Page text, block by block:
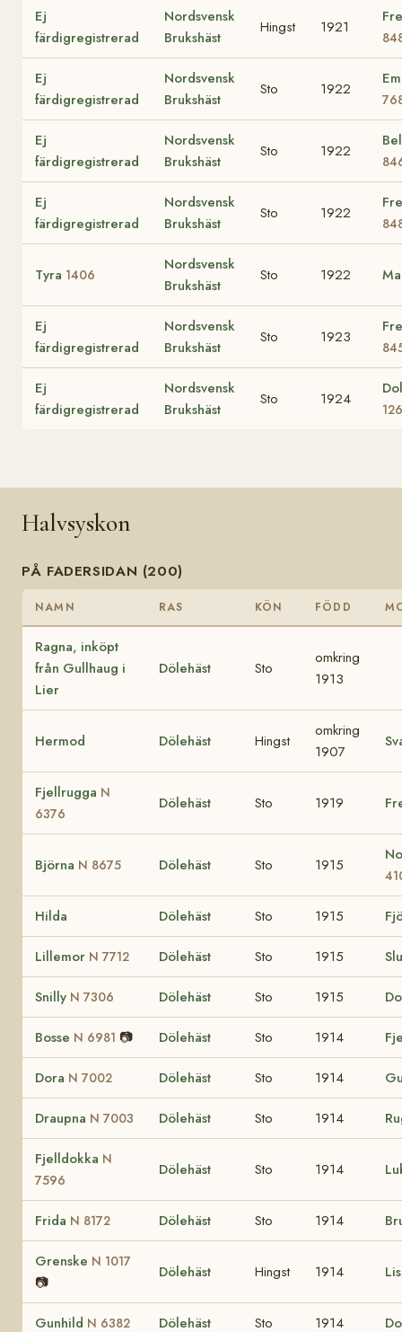
Ej
färdigregistrerad
Nordsvensk
Brukshäst
Hingst 1921
Ej
färdigregistrerad
Nordsvensk
Brukshäst
Sto 1922
Ej
färdigregistrerad
Nordsvensk
Brukshäst
Sto 1922
Ej
färdigregistrerad
Nordsvensk
Brukshäst
Sto 1922
Tyra 1406
Nordsvensk
Brukshäst
Sto 1922
Ej
färdigregistrerad
Nordsvensk
Brukshäst
Sto 1923
Ej
färdigregistrerad
Nordsvensk
Brukshäst
Sto 1924
Halvsyskon
PÅ FADERSIDAN (200)
NAMN RAS KÖN FÖDD
Ragna, inköpt
från Gullhaug i
Lier
Dölehäst Sto
omkring
1913
Hermod Dölehäst Hingst
omkring
1907
Fjellrugga N
6376
Dölehäst Sto 1919
Björna N 8675 Dölehäst Sto 1915
Hilda Dölehäst Sto 1915
Lillemor N 7712 Dölehäst Sto 1915
Snilly N 7306 Dölehäst Sto 1915
Bosse N 6981 📷 Dölehäst Sto 1914
Dora N 7002 Dölehäst Sto 1914
Draupna N 7003 Dölehäst Sto 1914
Fjelldokka N
7596
Dölehäst Sto 1914
Frida N 8172 Dölehäst Sto 1914
Grenske N 1017
📷
Dölehäst Hingst 1914
Gunhild N 6382 Dölehäst Sto 1914